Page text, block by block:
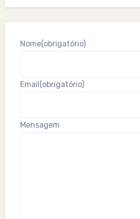
Nome(obrigatório)
Email(obrigatório)
Mensagem